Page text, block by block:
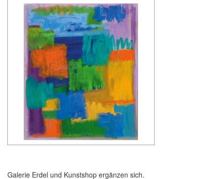
Galerie Erdel und Kunstshop ergänzen sich.